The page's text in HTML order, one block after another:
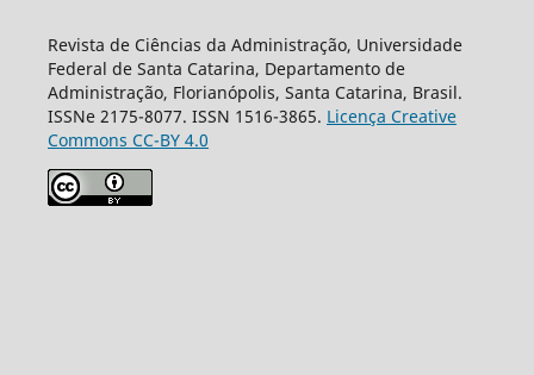
Revista de Ciências da Administração, Universidade
Federal de Santa Catarina, Departamento de
Administração, Florianópolis, Santa Catarina, Brasil.
ISSNe 2175-8077. ISSN 1516-3865. Licença Creative
Commons CC-BY 4.0